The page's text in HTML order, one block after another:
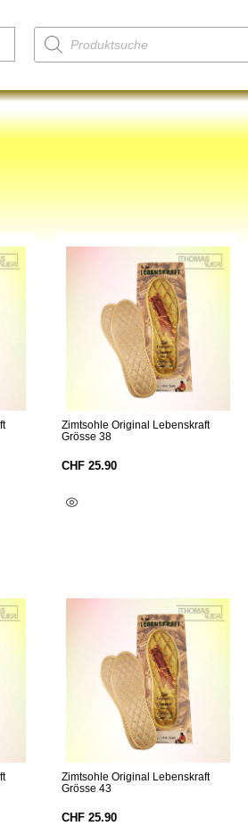
Zimtsohle Original Lebenskraft
Grösse 38
CHF 25.90
Zimtsohle Original Lebenskraft
Grösse 43
CHF 25.90